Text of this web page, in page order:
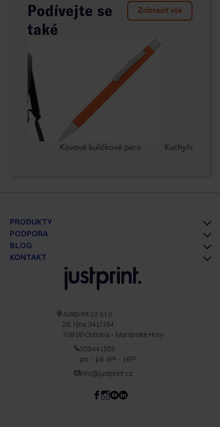
Podívejte se
také
Zobrazit vše
Kovové kuličkové pero Kuchyňský nůž
PRODUKTY
PODPORA
BLOG
KONTAKT
Justprint.cz s.r.o.
28. října 341/184
709 00 Ostrava - Mariánské Hory
555441555
po. - pá. 800 - 1600
info@justprint.cz